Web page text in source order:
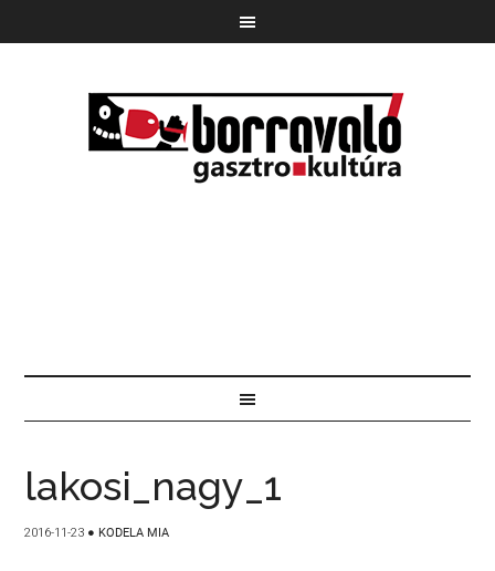
lakosi_nagy_1
2016-11-23 ● KODELA MIA